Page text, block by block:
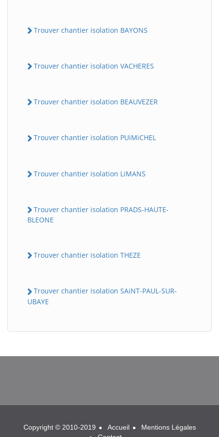
Trouver chantier isolation BAYONS
Trouver chantier isolation VACHERES
Trouver chantier isolation BEAUVEZER
Trouver chantier isolation PUiMiCHEL
Trouver chantier isolation LiMANS
Trouver chantier isolation PRADS-HAUTE-
BLEONE
Trouver chantier isolation THEZE
Trouver chantier isolation SAiNT-PAUL-SUR-
UBAYE
Copyright © 2010-2019 Accueil
Mentions Légales